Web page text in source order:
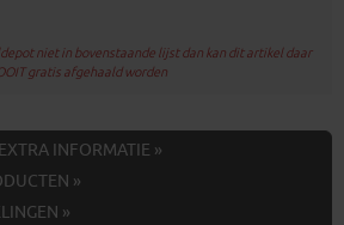
niet in bovenstaande lijst dan kan dit artikel daar
gratis afgehaald worden
EXTRA INFORMATIE »
»
»